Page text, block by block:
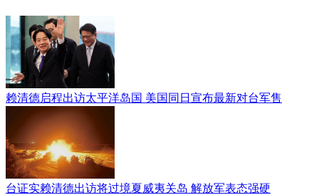
赖清德启程出访太平洋岛国 美国同日宣布最新对台军售
台证实赖清德出访将过境夏威夷关岛 解放军表态强硬